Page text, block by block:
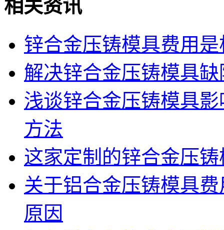
相关资讯
锌合金压铸模具费用
解决锌合金压铸模具
浅谈锌合金压铸模具
方法
这家定制的锌合金压
关于铝合金压铸模具
原因